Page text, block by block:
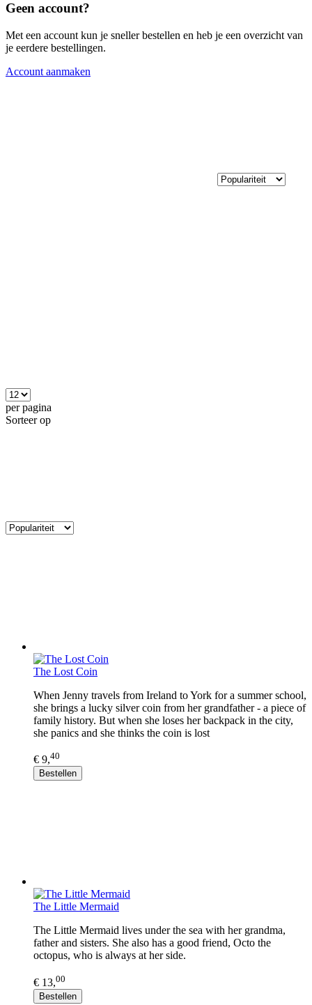
Geen account?
Met een account kun je sneller bestellen en heb je een overzicht van
je eerdere bestellingen.
Account aanmaken
per pagina
Sorteer op
The Lost Coin
When Jenny travels from Ireland to York for a summer school,
she brings a lucky silver coin from her grandfather - a piece of
family history. But when she loses her backpack in the city,
she panics and she thinks the coin is lost
€ 9,40
Bestellen
The Little Mermaid
The Little Mermaid lives under the sea with her grandma,
father and sisters. She also has a good friend, Octo the
octopus, who is always at her side.
€ 13,00
Bestellen